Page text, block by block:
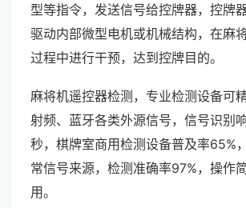
型等指令，发送信号给控牌器，控牌
驱动内部微型电机或机械结构，在麻
过程中进行干预，达到控牌目的。
麻将机遥控器检测，专业检测设备可
射频、蓝牙各类外源信号，信号识别
秒，棋牌室商用检测设备普及率65%
常信号来源，检测准确率97%，操作
用。